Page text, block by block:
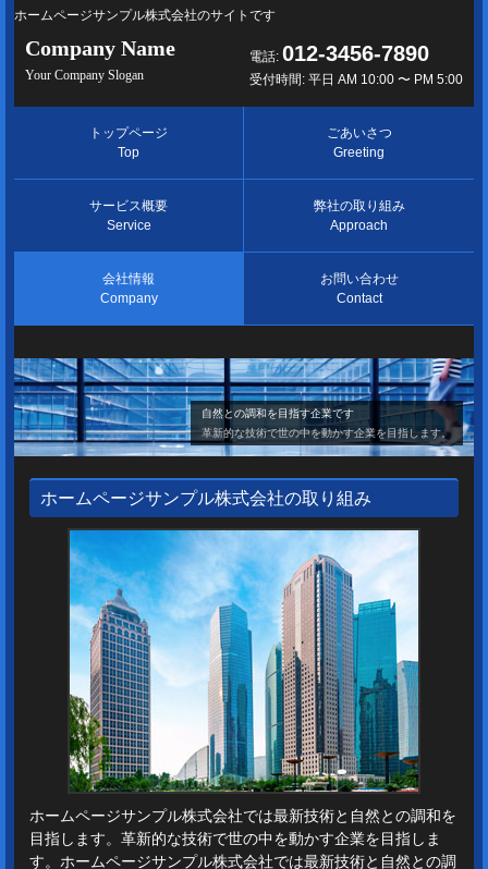
ホームページサンプル株式会社のサイトです
Company Name
Your Company Slogan
電話: 012-3456-7890
受付時間: 平日 AM 10:00 〜 PM 5:00
トップページ
Top
ごあいさつ
Greeting
サービス概要
Service
弊社の取り組み
Approach
会社情報
Company
お問い合わせ
Contact
自然との調和を目指す企業です
革新的な技術で世の中を動かす企業を目指します。
ホームページサンプル株式会社の取り組み
ホームページサンプル株式会社では最新技術と自然との調和を
目指します。革新的な技術で世の中を動かす企業を目指しま
す。ホームページサンプル株式会社では最新技術と自然との調